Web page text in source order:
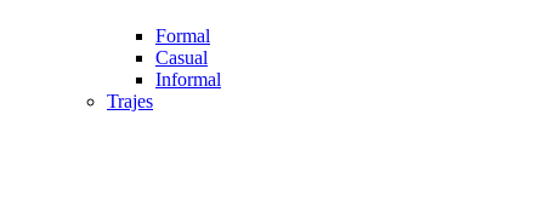
Formal
Casual
Informal
Trajes